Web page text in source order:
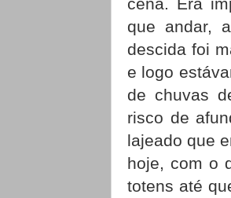
que andar,
descida foi
e logo
de chuvas
risco de
lajeado que
hoje, com o
totens até